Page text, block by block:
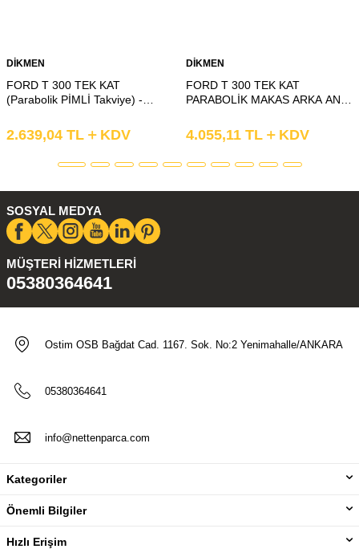
DİKMEN
FORD T 300 TEK KAT
(Parabolik PİMLİ Takviye) -
MAKAS ARKA T2 KIVRIK
2.639,04 TL KDV
DİKMEN
FORD T 300 TEK KAT
PARABOLİK MAKAS ARKA ANA
4.055,11TL KDV
SOSYAL MEDYA
MÜŞTERI HIZMETLERI
05380364641
Ostim OSB Bağdat Cad. 1167. Sok. No:2 Yenimahalle/ANKARA
05380364641
info@nettenparca.com
Kategoriler
Önemli Bilgiler
Hızlı Erişim